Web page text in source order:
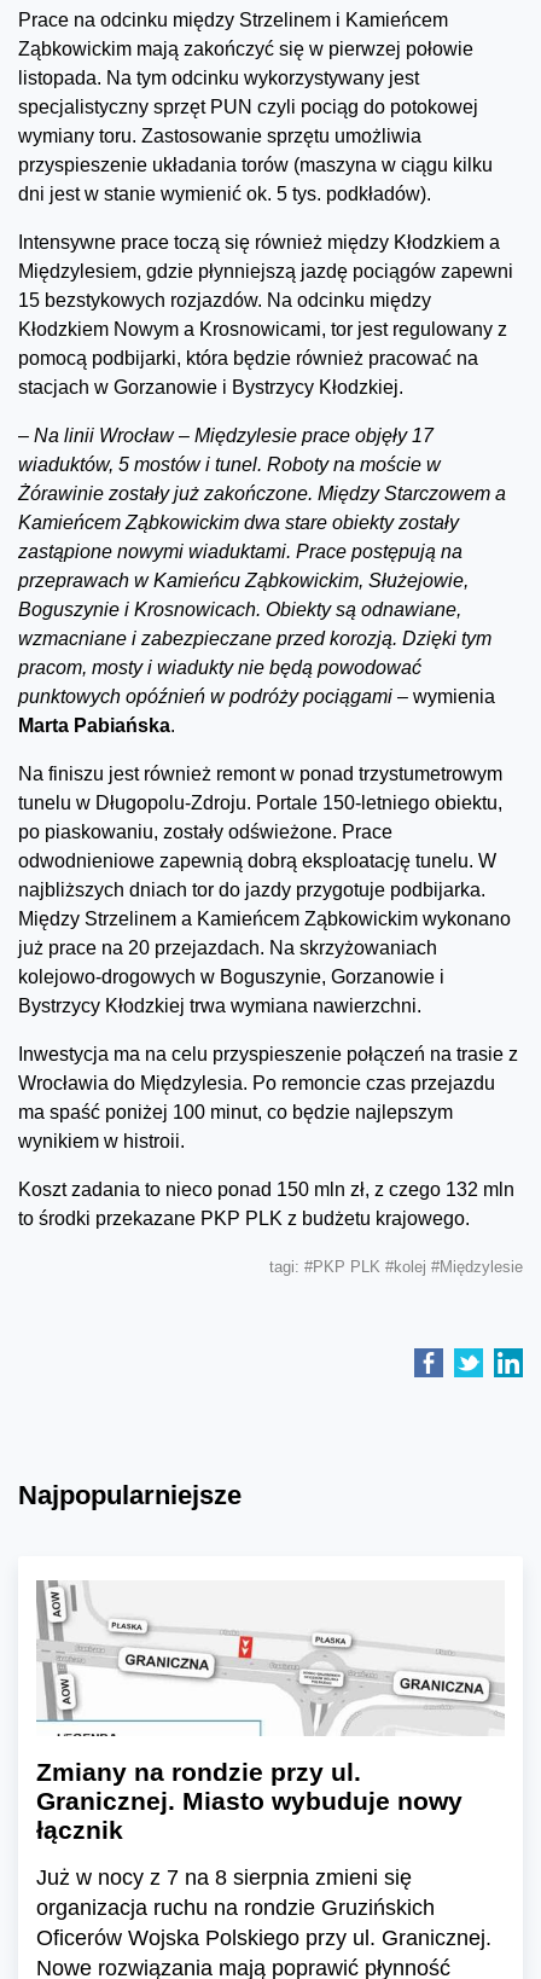
Prace na odcinku między Strzelinem i Kamieńcem
Ząbkowickim mają zakończyć się w pierwzej połowie
listopada. Na tym odcinku wykorzystywany jest
specjalistyczny sprzęt PUN czyli pociąg do potokowej
wymiany toru. Zastosowanie sprzętu umożliwia
przyspieszenie układania torów (maszyna w ciągu kilku
dni jest w stanie wymienić ok. 5 tys. podkładów).
Intensywne prace toczą się również między Kłodzkiem a
Międzylesiem, gdzie płynniejszą jazdę pociągów zapewni
15 bezstykowych rozjazdów. Na odcinku między
Kłodzkiem Nowym a Krosnowicami, tor jest regulowany z
pomocą podbijarki, która będzie również pracować na
stacjach w Gorzanowie i Bystrzycy Kłodzkiej.
– Na linii Wrocław – Międzylesie prace objęły 17
wiaduktów, 5 mostów i tunel. Roboty na moście w
Żórawinie zostały już zakończone. Między Starczowem a
Kamieńcem Ząbkowickim dwa stare obiekty zostały
zastąpione nowymi wiaduktami. Prace postępują na
przeprawach w Kamieńcu Ząbkowickim, Służejowie,
Boguszynie i Krosnowicach. Obiekty są odnawiane,
wzmacniane i zabezpieczane przed korozją. Dzięki tym
pracom, mosty i wiadukty nie będą powodować
punktowych opóźnień w podróży pociągami – wymienia
Marta Pabiańska.
Na finiszu jest również remont w ponad trzystumetrowym
tunelu w Długopolu-Zdroju. Portale 150-letniego obiektu,
po piaskowaniu, zostały odświeżone. Prace
odwodnieniowe zapewnią dobrą eksploatację tunelu. W
najbliższych dniach tor do jazdy przygotuje podbijarka.
Między Strzelinem a Kamieńcem Ząbkowickim wykonano
już prace na 20 przejazdach. Na skrzyżowaniach
kolejowo-drogowych w Boguszynie, Gorzanowie i
Bystrzycy Kłodzkiej trwa wymiana nawierzchni.
Inwestycja ma na celu przyspieszenie połączeń na trasie z
Wrocławia do Międzylesia. Po remoncie czas przejazdu
ma spaść poniżej 100 minut, co będzie najlepszym
wynikiem w histroii.
Koszt zadania to nieco ponad 150 mln zł, z czego 132 mln
to środki przekazane PKP PLK z budżetu krajowego.
tagi: #PKP PLK #kolej #Międzylesie
Najpopularniejsze
Zmiany na rondzie przy ul.
Granicznej. Miasto wybuduje nowy
łącznik
Już w nocy z 7 na 8 sierpnia zmieni się
organizacja ruchu na rondzie Gruzińskich
Oficerów Wojska Polskiego przy ul. Granicznej.
Nowe rozwiązania mają poprawić płynność